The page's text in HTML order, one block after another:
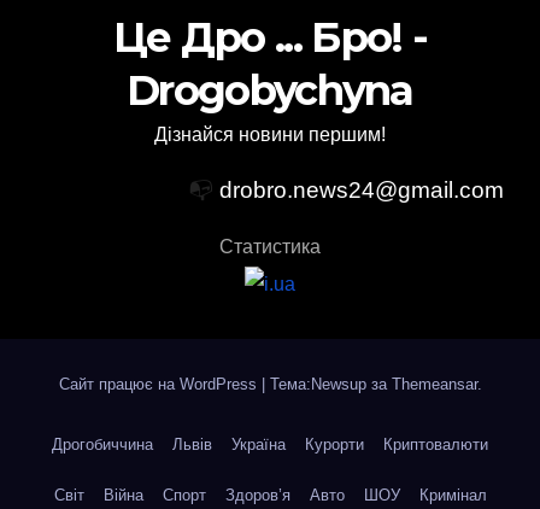
Це Дро ... Бро! -
Drogobychyna
Дізнайся новини першим!
📭 drobro.news24@gmail.com
Статистика
Сайт працює на WordPress Тема:Newsup за Themeansar.
Дрогобиччина Львів Україна Курорти Криптовалюти
Світ Війна Спорт Здоров’я Авто ШОУ Кримінал